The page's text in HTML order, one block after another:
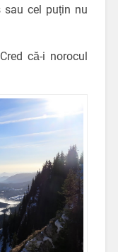
sau cel puțin nu
că-i norocul